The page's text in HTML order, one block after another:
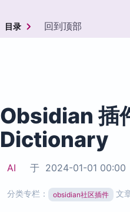
目录 回到顶部
Obsidian 插
Dictionary
AI 于 2024-01-01 00:00
分类专栏： obsidian社区插件 文